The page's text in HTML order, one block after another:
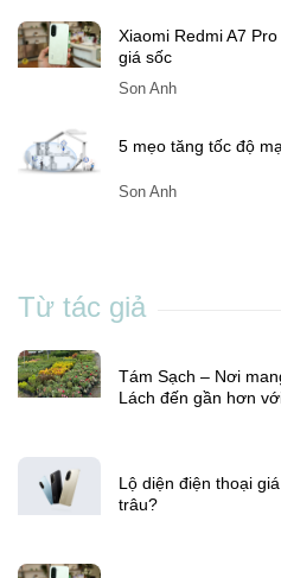
Xiaomi Redmi A7
giá sốc
Son Anh
5 mẹo tăng tốc độ
Son Anh
Từ tác giả
Tám Sạch – Nơi
Lách đến gần hơn
Lộ diện điện thoại
trâu?